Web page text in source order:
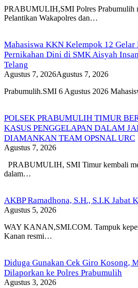
PRABUMULIH,SMI Polres Prabumulih
Pelantikan Wakapolres dan…
Mahasiswa KKN Kelempok 12 Gelar
Pernikahan Dini di SMK Aisyah
Telang
Agustus 7, 2026Agustus 7, 2026
Prabumulih.SMI 6 Agustus 2026
POLSEK PRABUMULIH TIMUR
KASUS PENGGELAPAN DALAM
DIAMANKAN TEAM OPSNAL URC
Agustus 7, 2026
PRABUMULIH, SMI Timur kembali
dalam…
AKBP Ramadhona, S.H., S.I.K Jabat
Agustus 5, 2026
WAY KANAN,SMI.COM. Tampuk
Kanan resmi…
Diduga Gunakan Cek Giro Kosong,
Dilaporkan ke Polres Prabumulih
Agustus 3, 2026